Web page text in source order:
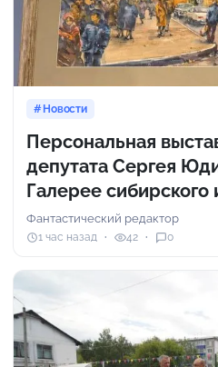
Новости
Персональная
депутата Сергея
Галерее сибирского
Фантастический редактор
1 час назад 42 0